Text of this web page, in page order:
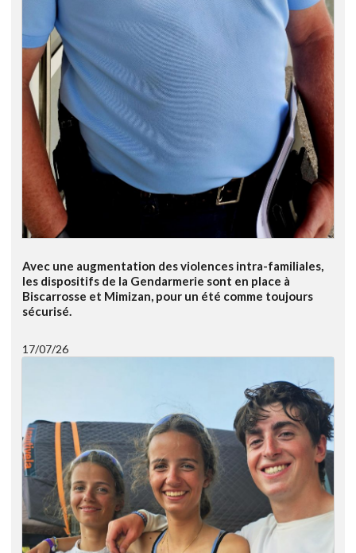
Avec une augmentation des violences intra-familiales,
les dispositifs de la Gendarmerie sont en place à
Biscarrosse et Mimizan, pour un été comme toujours
sécurisé.
17/07/26